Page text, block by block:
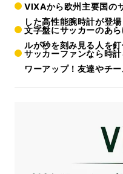
VIXAから欧州主要国の
した高性能腕時計が登
文字盤にサッカーのあ
ルが秒を刻み見る人を
サッカーファンなら時
ワーアップ！友達やチ